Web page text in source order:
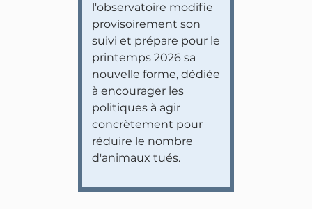
l'observatoire modifie
provisoirement son
suivi et prépare pour le
printemps 2026 sa
nouvelle forme, dédiée
à encourager les
politiques à agir
concrètement pour
réduire le nombre
d'animaux tués.